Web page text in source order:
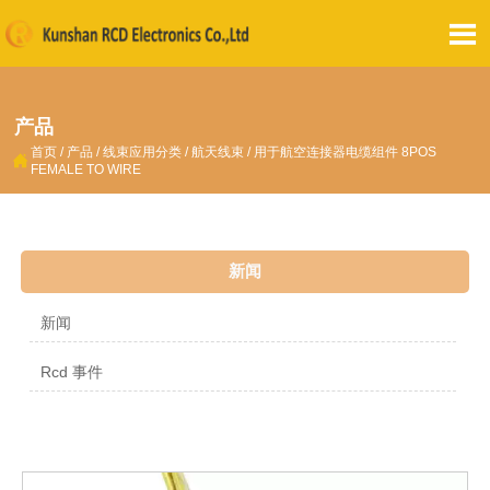

产品
 首页 / 产品 /线束应用分类 /航天线束 / 用于航空连接器电缆组件 8POS
FEMALE TO WIRE
新闻
新闻
Rcd 事件